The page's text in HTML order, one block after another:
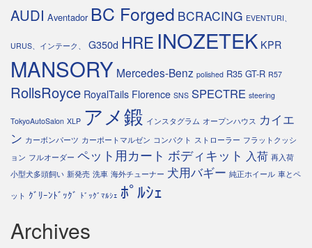
AUDI Aventador BC Forged BCRACING EVENTURI、
URUS、インテーク、 G350d HRE INOZETEK KPR
MANSORY Mercedes-Benz polished R35 GT-R R57
RollsRoyce RoyalTails Florence SNS SPECTRE steering
TokyoAutoSalon XLP アメ鍛 インスタグラム オープンハウス カイエ
ン カーボンパーツ カーポートマルゼン コンパクト ストローラー フラットクッシ
ョン フルオーダー ペット用カート ボディキット 入荷 再入荷
小型犬多頭飼い 新発売 洗車 海外チューナー 犬用バギー 純正ホイール 車とペ
ット ｸﾞﾘｰﾝﾄﾞｯｸﾞ ﾄﾞｯｸﾞﾏﾙｼｪ ﾎﾟﾙｼｪ
Archives